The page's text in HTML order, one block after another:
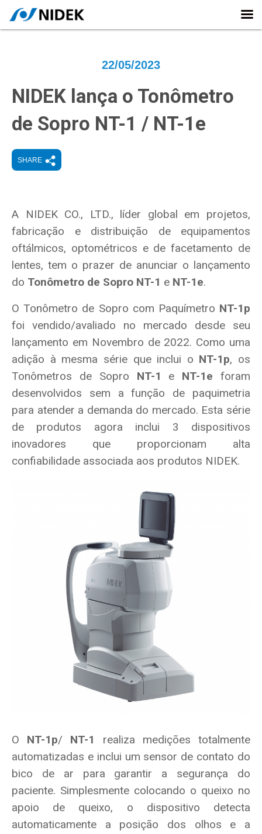
22/05/2023
NIDEK lança o Tonômetro
de Sopro NT-1 / NT-1e
SHARE
A NIDEK CO., LTD., líder global em projetos,
fabricação e distribuição de equipamentos
oftálmicos, optométricos e de facetamento de
lentes, tem o prazer de anunciar o lançamento
do Tonômetro de Sopro NT-1 e NT-1e.
O Tonômetro de Sopro com Paquímetro NT-1p
foi vendido/avaliado no mercado desde seu
lançamento em Novembro de 2022. Como uma
adição à mesma série que inclui o NT-1p, os
Tonômetros de Sopro NT-1 e NT-1e foram
desenvolvidos sem a função de paquimetria
para atender a demanda do mercado. Esta série
de produtos agora inclui 3 dispositivos
inovadores que proporcionam alta
confiabilidade associada aos produtos NIDEK.
O NT-1p/ NT-1
realiza medições totalmente
automatizadas e inclui um sensor de contato do
bico de ar para garantir a segurança do
paciente. Simplesmente colocando o queixo no
apoio de queixo, o dispositivo detecta
automaticamente a posição dos olhos e a